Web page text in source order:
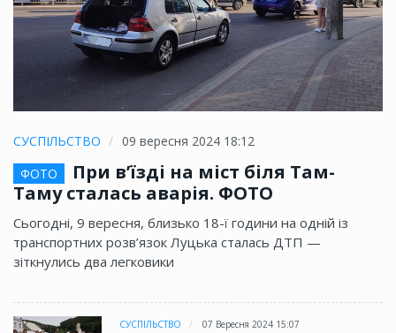
СУСПІЛЬСТВО
09 вересня 2024 18:12
ФОТО
При в’їзді на міст біля Там-
Таму сталась аварія. ФОТО
Сьогодні, 9 вересня, близько 18-ї години на одній із
транспортних розв’язок Луцька сталась ДТП —
зіткнулись два легковики
СУСПІЛЬСТВО
07 Вересня 2024 15:07